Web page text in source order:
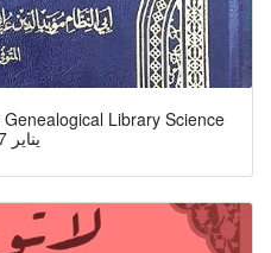
يناير 2017